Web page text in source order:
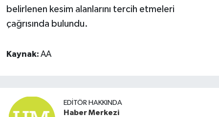
belirlenen kesim alanlarını tercih etmeleri
çağrısında bulundu.​​​​​​​
Kaynak: AA
EDITÖR HAKKINDA
Haber Merkezi